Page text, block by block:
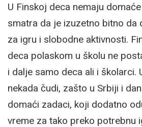
U Finskoj deca nemaju
smatra da je izuzetno bitno da
za igru i slobodne aktivnosti.
deca polaskom u školu ne
i dalje samo deca ali i školarci.
nekada čudi, zašto u Srbiji i
domaći zadaci, koji dodatno
vreme za tako preko potrebnu